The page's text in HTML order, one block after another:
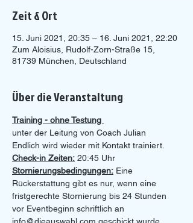
Zeit & Ort
15. Juni 2021, 20:35 – 16. Juni 2021, 22:20
Zum Aloisius, Rudolf-Zorn-Straße 15,
81739 München, Deutschland
Über die Veranstaltung
Training - ohne Testung
unter der Leitung von Coach Julian
Endlich wird wieder mit Kontakt trainiert.
Check-in Zeiten: 20:45 Uhr
Stornierungsbedingungen: Eine
Rückerstattung gibt es nur, wenn eine
fristgerechte Stornierung bis 24 Stunden
vor Eventbeginn schriftlich an